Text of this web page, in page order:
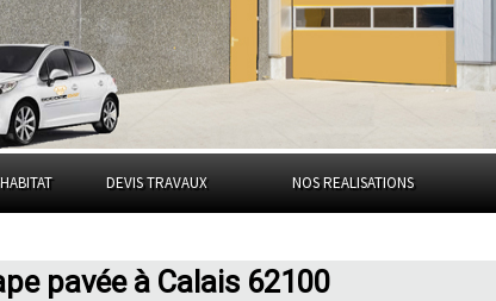
DEVIS TRAVAUX NOS REALISATIONS
pavée à Calais 62100